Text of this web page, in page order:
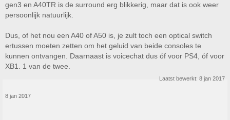
gen3 en A40TR is de surround erg blikkerig, maar dat is ook weer
persoonlijk natuurlijk.
Dus, of het nou een A40 of A50 is, je zult toch een optical switch
ertussen moeten zetten om het geluid van beide consoles te
kunnen ontvangen. Daarnaast is voicechat dus óf voor PS4, óf voor
XB1. 1 van de twee.
Laatst bewerkt: 8 jan 2017
8 jan 2017